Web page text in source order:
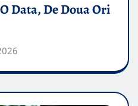
Data, De Doua Ori